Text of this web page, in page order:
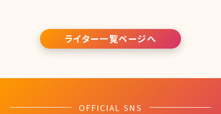
ライター一覧ページへ
OFFICIAL SNS